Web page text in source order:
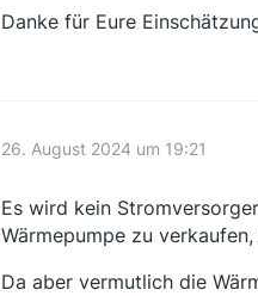
Danke für Eure
26. August 2024 um 19:21
Es wird kein
Wärmepumpe zu verkaufen,
Da aber vermutlich die